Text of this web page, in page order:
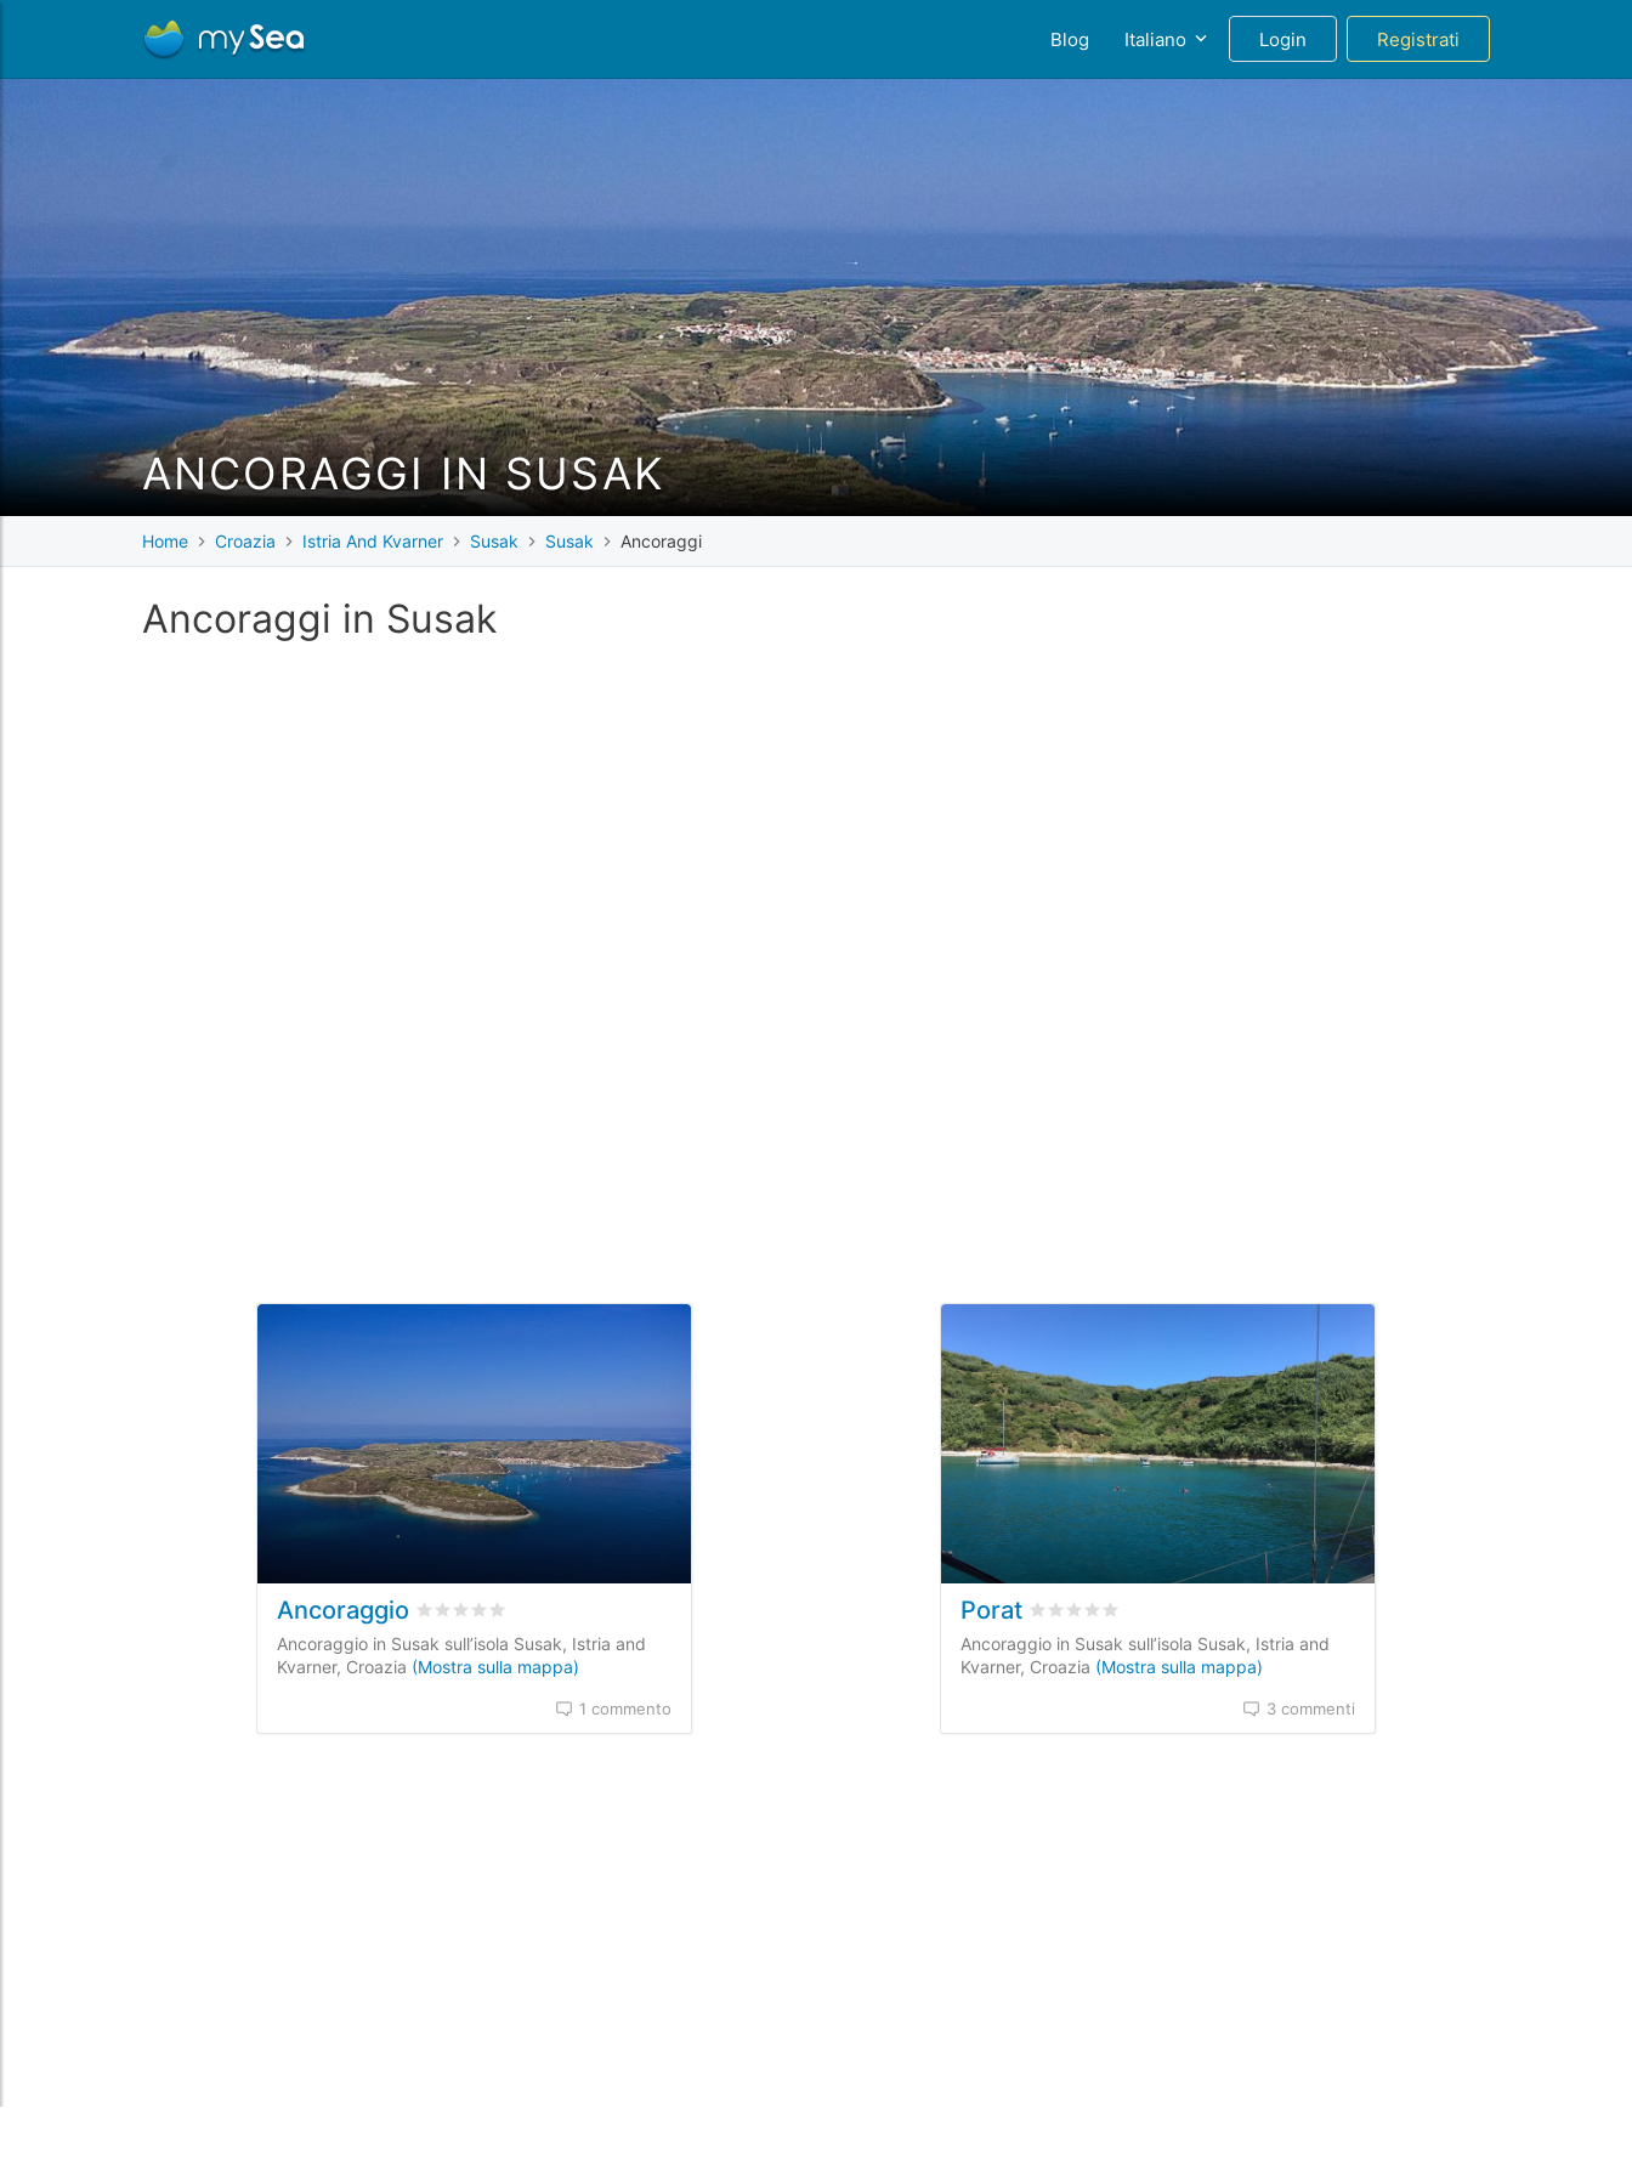
Blog Italiano Login Registrati
ANCORAGGI IN SUSAK
Home Croazia Istria And Kvarner Susak Susak Ancoraggi
Ancoraggi in Susak
Ancoraggio Valutato0
Ancoraggio in Susak sull’isola Susak, Istria and
Kvarner, Croazia (Mostra sulla mappa)
1 commento
Porat Valutato0
Ancoraggio in Susak sull’isola Susak, Istria and
Kvarner, Croazia (Mostra sulla mappa)
3 commenti